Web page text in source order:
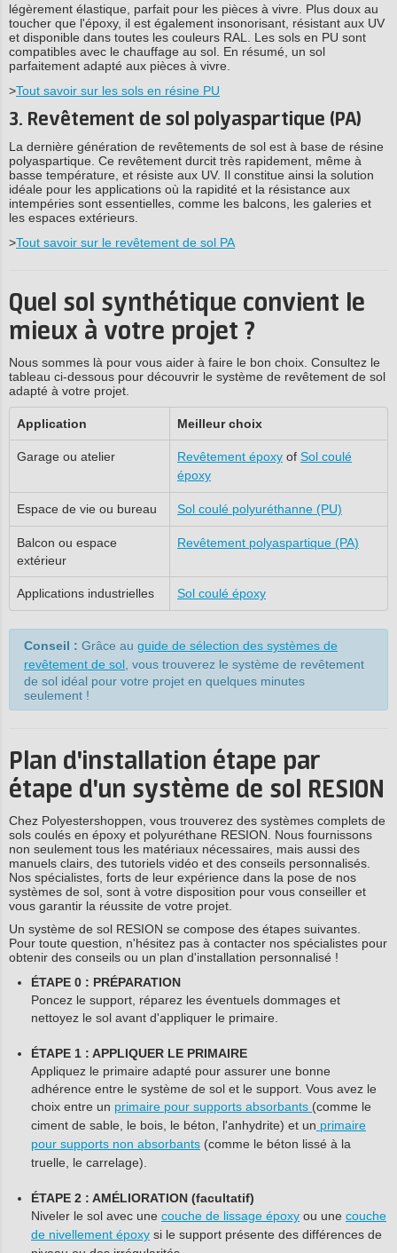
légèrement élastique, parfait pour les pièces à vivre. Plus doux au
toucher que l'époxy, il est également insonorisant, résistant aux UV
et disponible dans toutes les couleurs RAL. Les sols en PU sont
compatibles avec le chauffage au sol. En résumé, un sol
parfaitement adapté aux pièces à vivre.
>Tout savoir sur les sols en résine PU
3. Revêtement de sol polyaspartique (PA)
La dernière génération de revêtements de sol est à base de résine
polyaspartique. Ce revêtement durcit très rapidement, même à
basse température, et résiste aux UV. Il constitue ainsi la solution
idéale pour les applications où la rapidité et la résistance aux
intempéries sont essentielles, comme les balcons, les galeries et
les espaces extérieurs.
>Tout savoir sur le revêtement de sol PA
Quel sol synthétique convient le
mieux à votre projet ?
Nous sommes là pour vous aider à faire le bon choix. Consultez le
tableau ci-dessous pour découvrir le système de revêtement de sol
adapté à votre projet.
Application Meilleur choix
Garage ou atelier Revêtement époxy of Sol coulé
époxy
Espace de vie ou bureau Sol coulé polyuréthanne (PU)
Balcon ou espace
extérieur
Revêtement polyaspartique (PA)
Applications industrielles Sol coulé époxy
Conseil : Grâce au guide de sélection des systèmes de
revêtement de sol , vous trouverez le système de revêtement
de sol idéal pour votre projet en quelques minutes
seulement !
Plan d'installation étape par
étape d'un système de sol RESION
Chez Polyestershoppen, vous trouverez des systèmes complets de
sols coulés en époxy et polyuréthane RESION. Nous fournissons
non seulement tous les matériaux nécessaires, mais aussi des
manuels clairs, des tutoriels vidéo et des conseils personnalisés.
Nos spécialistes, forts de leur expérience dans la pose de nos
systèmes de sol, sont à votre disposition pour vous conseiller et
vous garantir la réussite de votre projet.
Un système de sol RESION se compose des étapes suivantes.
Pour toute question, n'hésitez pas à contacter nos spécialistes pour
obtenir des conseils ou un plan d'installation personnalisé !
ÉTAPE 0 : PRÉPARATION
Poncez le support, réparez les éventuels dommages et
nettoyez le sol avant d'appliquer le primaire.
ÉTAPE 1 : APPLIQUER LE PRIMAIRE
Appliquez le primaire adapté pour assurer une bonne
adhérence entre le système de sol et le support. Vous avez le
choix entre un primaire pour supports absorbants (comme le
ciment de sable, le bois, le béton, l'anhydrite) et un primaire
pour supports non absorbants (comme le béton lissé à la
truelle, le carrelage).
ÉTAPE 2 : AMÉLIORATION (facultatif)
Niveler le sol avec une couche de lissage époxy ou une couche
de nivellement époxy si le support présente des différences de